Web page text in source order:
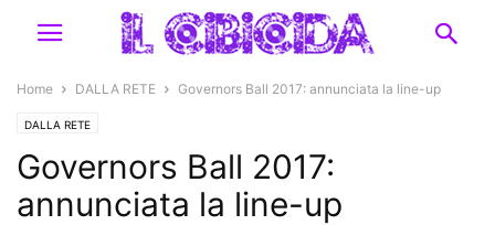
Home DALLA RETE Governors Ball 2017: annunciata la line-up
DALLA RETE
Governors Ball 2017:
annunciata la line-up